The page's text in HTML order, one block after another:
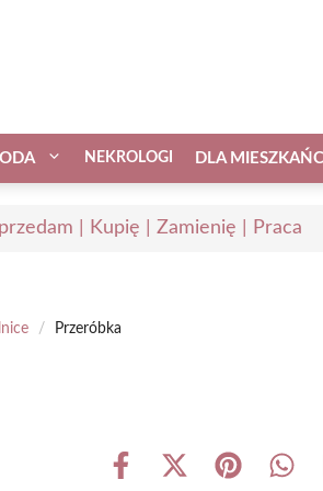
NEKROLOGI DLA
| Kupię | Zamienię | Praca
/ Przeróbka
Share
Share Share Share